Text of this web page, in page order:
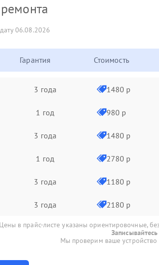
06.08.2026
Гарантия Стоимость
3 года 1480 р
1 год 980 р
3 года 1480 р
1 год 2780 р
3 года 1180 р
3 года 2180 р
Цены в прайс-листе указаны ориентировочные,
Мы проверим ваше